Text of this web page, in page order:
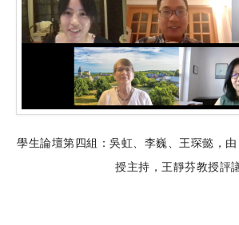
學生論壇第四組：吳虹、李巍、王琛懿，
授主持，王靜芬教授評